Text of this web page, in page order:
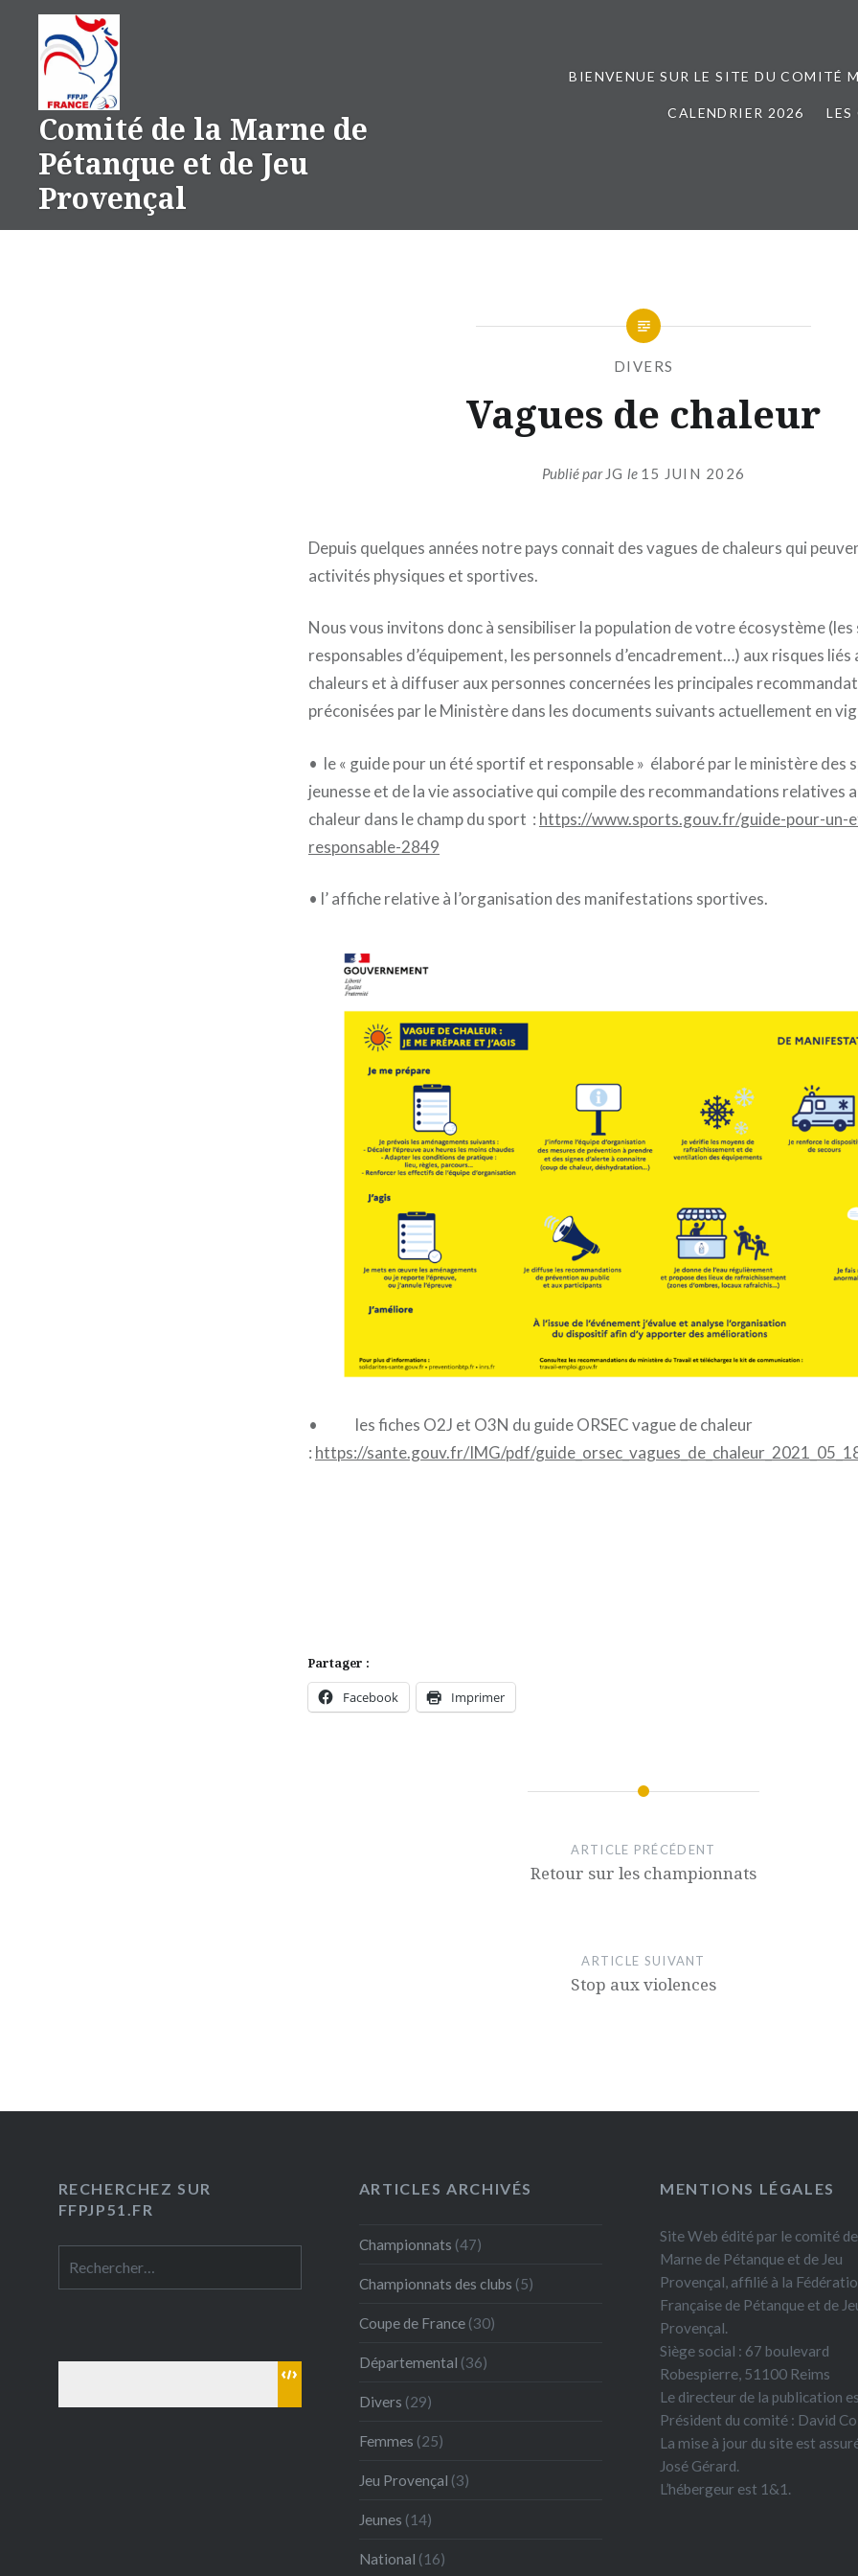
contenu
Comité de la Marne de
Pétanque et de Jeu
Provençal
BIENVENUE SUR LE SITE DU COMITÉ
CALENDRIER 2026
DIVERS
Vagues de chaleur
Publié par JG le 15 JUIN 2026
Depuis quelques années notre pays connait des vagues de chaleurs qui
activités physiques et sportives.
Nous vous invitons donc à sensibiliser la population de votre écosystème
responsables d’équipement, les personnels d’encadrement…) aux risques
chaleurs et à diffuser aux personnes concernées les principales
préconisées par le Ministère dans les documents suivants actuellement en
• le « guide pour un été sportif et responsable » élaboré par le ministère des
jeunesse et de la vie associative qui compile des recommandations relatives
chaleur dans le champ du sport : https://www.sports.gouv.fr/guide-pour-
responsable-2849
• l’ affiche relative à l’organisation des manifestations sportives.
• les fiches O2J et O3N du guide ORSEC vague de chaleur
: https://sante.gouv.fr/IMG/pdf/
Partager :
Facebook Imprimer
ARTICLE PRÉCÉDENT
Retour sur les championnats
ARTICLE SUIVANT
Stop aux violences
RECHERCHEZ SUR
FFPJP51.FR
ARTICLES ARCHIVÉS
Championnats (47)
Championnats des clubs (5)
Coupe de France(30)
Départemental (36)
Divers (29)
Femmes (25)
Jeu Provençal (3)
Jeunes (14)
National (16)
MENTIONS LÉGALES
Site Web édité par le comité
Marne de Pétanque et de Jeu
Provençal, affilié à la
Française de Pétanque et de
Provençal.
Siège social : 67 boulevard
Robespierre, 51100 Reims
Le directeur de la publication
Président du comité : David
La mise à jour du site est
José Gérard.
L’hébergeur est 1&1.